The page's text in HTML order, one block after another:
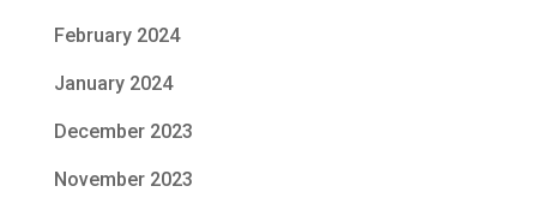
February 2024
January 2024
December 2023
November 2023